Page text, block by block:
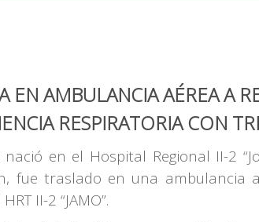
EN AMBULANCIA AÉREA A
RESPIRATORIA CON
en el Hospital Regional II-2
fue traslado en una
II-2 “JAMO”.